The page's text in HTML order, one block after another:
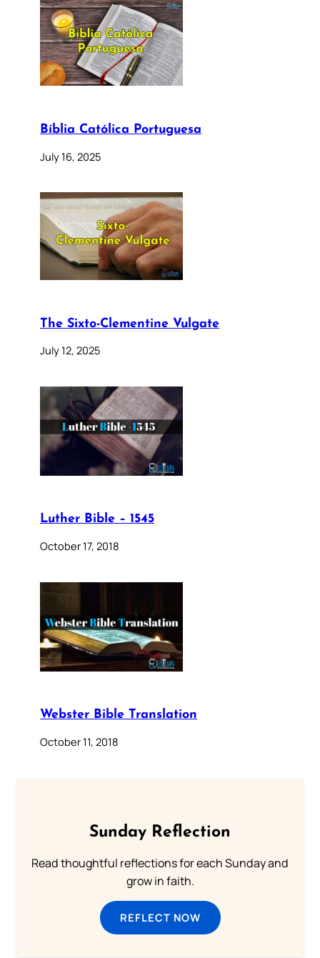
Bíblia Católica Portuguesa
July 16, 2025
The Sixto-Clementine Vulgate
July 12, 2025
Luther Bible – 1545
October 17, 2018
Webster Bible Translation
October 11, 2018
Sunday Reflection
Read thoughtful reflections for each Sunday and
grow in faith.
REFLECT NOW